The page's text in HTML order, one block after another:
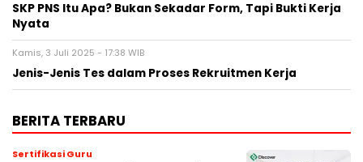
SKP PNS Itu Apa? Bukan Sekadar Form, Tapi Bukti Kerja
Nyata
Kamis, 3 Juli 2025 - 17:38 WIB
Jenis-Jenis Tes dalam Proses Rekruitmen Kerja
BERITA TERBARU
Sertifikasi Guru